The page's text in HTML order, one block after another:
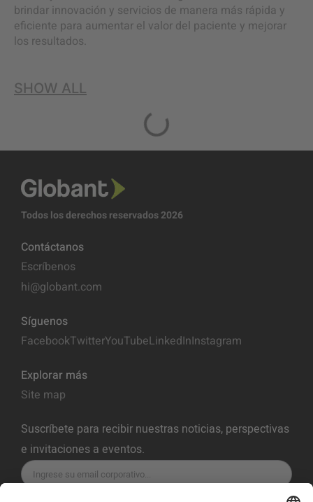
brindar innovación y servicios de manera más rápida y
eficiente para aumentar el valor del paciente y mejorar
los resultados.
SHOW ALL
Todos los derechos reservados 2026
Contáctanos
Escríbenos
hi@globant.com
Síguenos
FacebookTwitterYouTubeLinkedInInstagram
Explorar más
Site map
Suscríbete para recibir nuestras noticias, perspectivas
e invitaciones a eventos.